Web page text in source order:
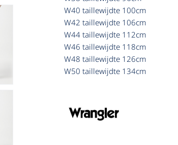
W40 taillewijdte 100cm
W42 taillewijdte 106cm
W44 taillewijdte 112cm
W46 taillewijdte 118cm
W48 taillewijdte 126cm
W50 taillewijdte 134cm